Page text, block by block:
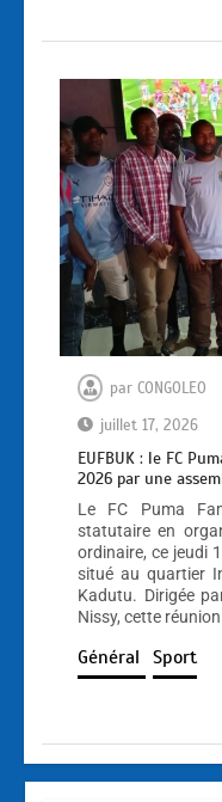
par CONGOLEO
juillet 17, 2026
EUFBUK : le FC
2026 par une
Le FC Puma
statutaire en
ordinaire, ce jeudi
situé au quartier
Kadutu. Dirigée
Nissy, cette
Général Sport